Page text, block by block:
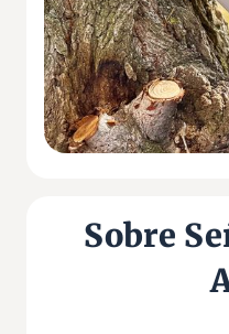
Sobre